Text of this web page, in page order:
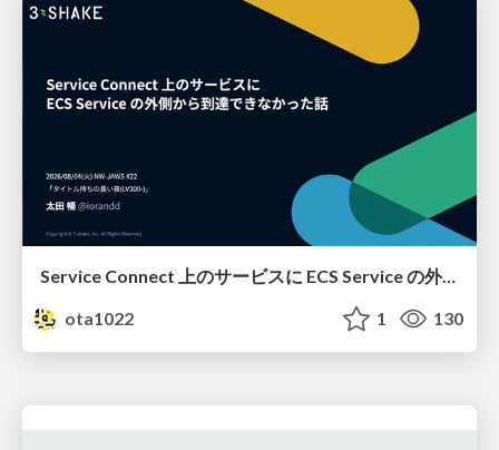
Service Connect 上のサービスに ECS Service の外側から到達できなかった話
ota1022
1 130